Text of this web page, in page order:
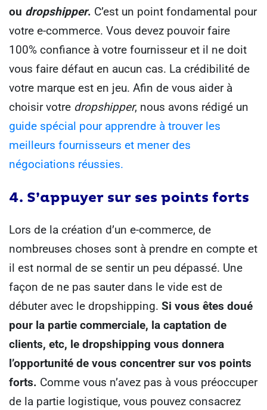
ou dropshipper. C’est un point fondamental pour
votre e-commerce. Vous devez pouvoir faire
100% confiance à votre fournisseur et il ne doit
vous faire défaut en aucun cas. La crédibilité de
votre marque est en jeu. Afin de vous aider à
choisir votre dropshipper, nous avons rédigé un
guide spécial pour apprendre à trouver les
meilleurs fournisseurs et mener des
négociations réussies.
4. S’appuyer sur ses points forts
Lors de la création d’un e-commerce, de
nombreuses choses sont à prendre en compte et
il est normal de se sentir un peu dépassé. Une
façon de ne pas sauter dans le vide est de
débuter avec le dropshipping. Si vous êtes doué
pour la partie commerciale, la captation de
clients, etc, le dropshipping vous donnera
l’opportunité de vous concentrer sur vos points
forts. Comme vous n’avez pas à vous préoccuper
de la partie logistique, vous pouvez consacrez